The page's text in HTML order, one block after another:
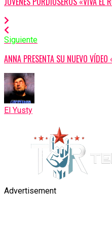
Siguiente
ANNA PRESENTA SU NUEVO VÍDEO
El Yusty
Advertisement